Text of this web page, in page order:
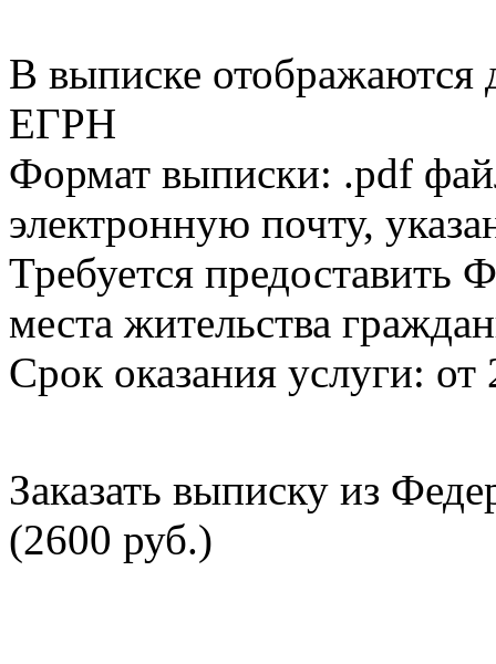
В выписке
ЕГРН
Формат выписки: .pdf
электронную почту,
Требуется
места жительства
Срок оказания услуги: от
Заказать выписку из
(2600 руб.)